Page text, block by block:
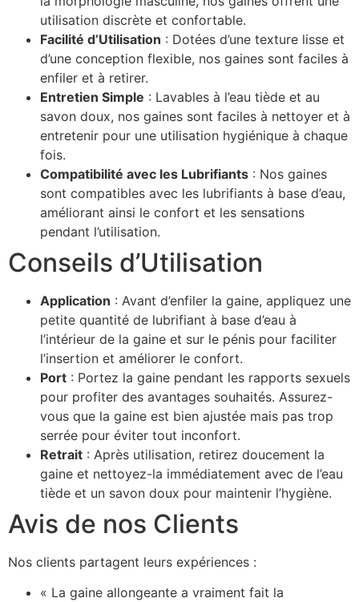
utilisation discrète et confortable.
Facilité d’Utilisation : Dotées d’une texture lisse et
d’une conception flexible, nos gaines sont faciles à
enfiler et à retirer.
Entretien Simple : Lavables à l’eau tiède et au
savon doux, nos gaines sont faciles à nettoyer et à
entretenir pour une utilisation hygiénique à chaque
fois.
Compatibilité avec les Lubrifiants : Nos gaines
sont compatibles avec les lubrifiants à base d’eau,
améliorant ainsi le confort et les sensations
pendant l’utilisation.
Conseils d’Utilisation
Application : Avant d’enfiler la gaine, appliquez une
petite quantité de lubrifiant à base d’eau à
l’intérieur de la gaine et sur le pénis pour faciliter
l’insertion et améliorer le confort.
Port : Portez la gaine pendant les rapports sexuels
pour profiter des avantages souhaités. Assurez-
vous que la gaine est bien ajustée mais pas trop
serrée pour éviter tout inconfort.
Retrait : Après utilisation, retirez doucement la
gaine et nettoyez-la immédiatement avec de l’eau
tiède et un savon doux pour maintenir l’hygiène.
Avis de nos Clients
Nos clients partagent leurs expériences :
« La gaine allongeante a vraiment fait la